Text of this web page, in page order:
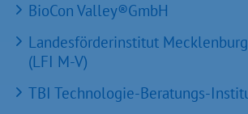
BioCon Valley®GmbH
Landesförderinstitut
(LFI M-V)
TBI Technologie-Beratungs-